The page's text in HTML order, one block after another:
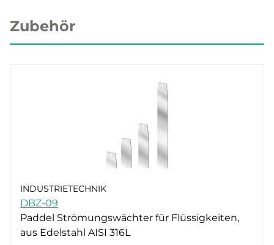
Zubehör
INDUSTRIETECHNIK
DBZ-09
Paddel Strömungswächter für Flüssigkeiten,
aus Edelstahl AISI 316L